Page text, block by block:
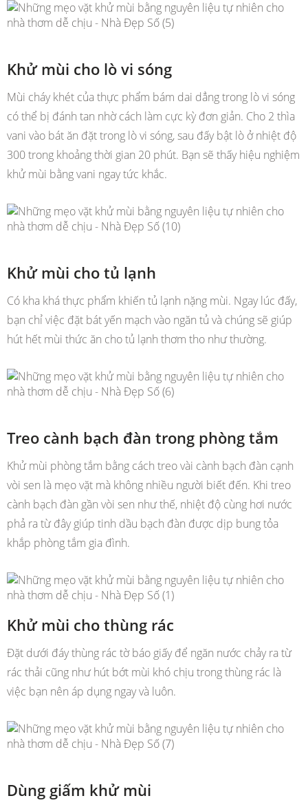
Khử mùi cho lò vi sóng
Mùi cháy khét của thực phẩm bám dai dẳng trong lò vi sóng
có thể bị đánh tan nhờ cách làm cực kỳ đơn giản. Cho 2 thìa
vani vào bát ăn đặt trong lò vi sóng, sau đấy bật lò ở nhiệt độ
300 trong khoảng thời gian 20 phút. Bạn sẽ thấy hiệu nghiệm
khử mùi bằng vani ngay tức khắc.
Khử mùi cho tủ lạnh
Có kha khá thực phẩm khiến tủ lạnh nặng mùi. Ngay lúc đấy,
bạn chỉ việc đặt bát yến mạch vào ngăn tủ và chúng sẽ giúp
hút hết mùi thức ăn cho tủ lạnh thơm tho như thường.
Treo cành bạch đàn trong phòng tắm
Khử mùi phòng tắm bằng cách treo vài cành bạch đàn cạnh
vòi sen là mẹo vặt mà không nhiều người biết đến. Khi treo
cành bạch đàn gần vòi sen như thế, nhiệt độ cùng hơi nước
phả ra từ đây giúp tinh dầu bạch đàn được dịp bung tỏa
khắp phòng tắm gia đình.
Khử mùi cho thùng rác
Đặt dưới đáy thùng rác tờ báo giấy để ngăn nước chảy ra từ
rác thải cũng như hút bớt mùi khó chịu trong thùng rác là
việc bạn nên áp dụng ngay và luôn.
Dùng giấm khử mùi